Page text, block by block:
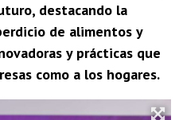
destacando la
de alimentos y
y prácticas que
como a los hogares.